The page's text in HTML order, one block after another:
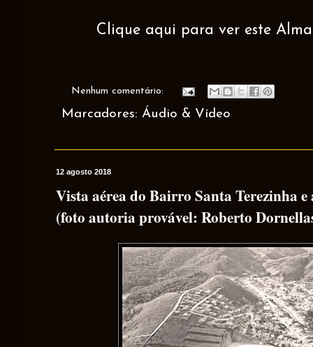
Clique aqui para ver este
Nenhum comentário:
Marcadores: Áudio & Vídeo
12 agosto 2018
Vista aérea do Bairro Santa Terezinha e
(foto autoria provável: Roberto